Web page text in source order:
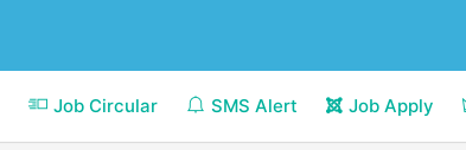
Job Circular SMS Alert Job Apply